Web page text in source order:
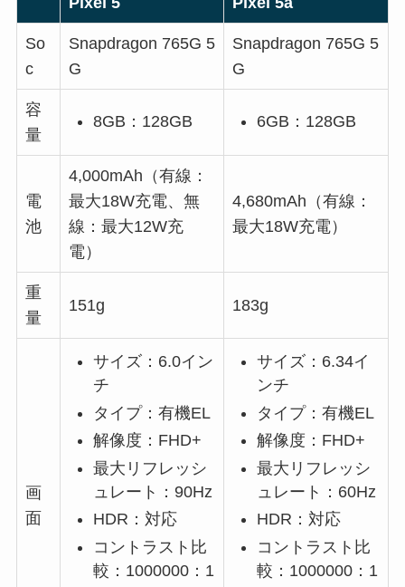
So
c
Snapdragon 765G 5
G
Snapdragon 765G 5
G
容
量
8GB：128GB 6GB：128GB
電
池
4,000mAh（有線：
最大18W充電、無
線：最大12W充
電）
4,680mAh（有線：
最大18W充電）
重
量
151g 183g
画
面
サイズ：6.0イン
チ
タイプ：有機EL
解像度：FHD+
最大リフレッシ
ュレート：90Hz
HDR：対応
コントラスト比
較：1000000：1
サイズ：6.34イ
ンチ
タイプ：有機EL
解像度：FHD+
最大リフレッシ
ュレート：60Hz
HDR：対応
コントラスト比
較：1000000：1